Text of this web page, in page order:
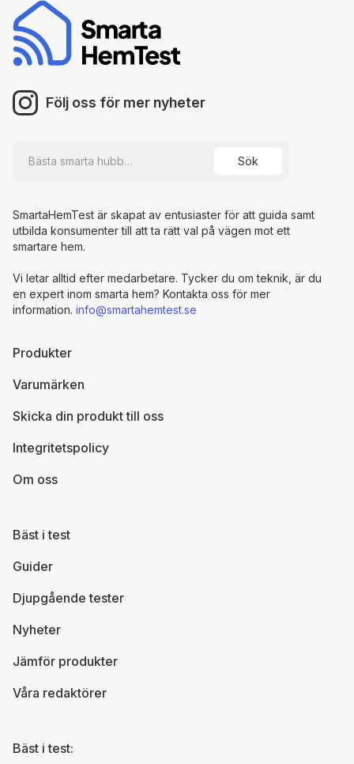
Bäst i test
Guider
Djupgående tester
Nyheter
Jämför produkter
Våra redaktörer
Produkter
Varumärken
Skicka din produkt till oss
Integritetspolicy
Om oss
Följ oss för mer nyheter
SmartaHemTest är skapat av entusiaster för att guida samt
utbilda konsumenter till att ta rätt val på vägen mot ett
smartare hem.
Vi letar alltid efter medarbetare. Tycker du om teknik, är du
en expert inom smarta hem? Kontakta oss för mer
information. info@smartahemtest.se
Bäst i test: